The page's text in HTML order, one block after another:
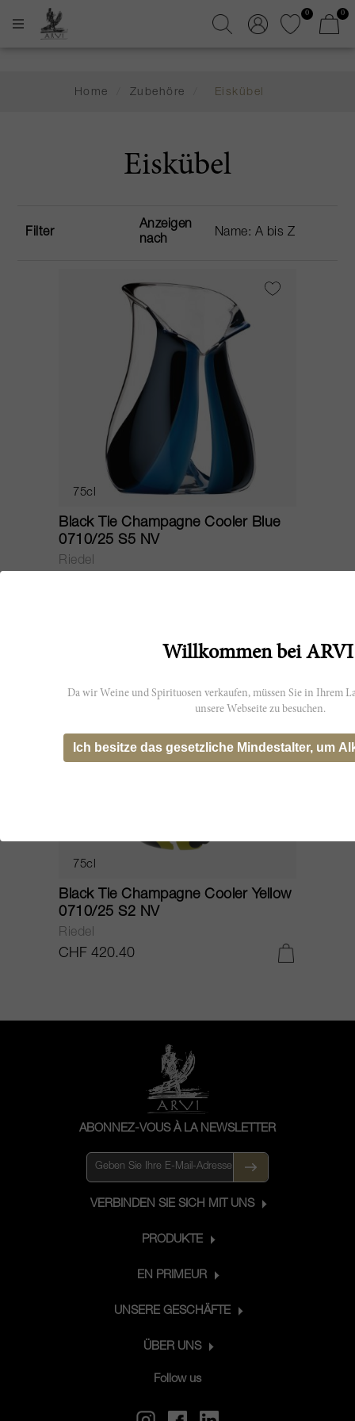
0 0
Home Zubehöre Eiskübel
Eiskübel
Filter
Anzeigen
nach
75cl
Black Tie Champagne Cooler Blue
0710/25 S5 NV
Riedel
75cl
Black Tie Champagne Cooler Yellow
0710/25 S2 NV
Riedel
CHF 420.40
ABONNEZ-VOUS À LA NEWSLETTER
VERBINDEN SIE SICH MIT UNS
PRODUKTE
EN PRIMEUR
UNSERE GESCHÄFTE
ÜBER UNS
Follow us
Willkommen bei
Da wir Weine und Spirituosen verkaufen, müssen Sie in Ihrem
unsere Webseite zu besuchen.
Ich besitze das gesetzliche Mindestalter, um